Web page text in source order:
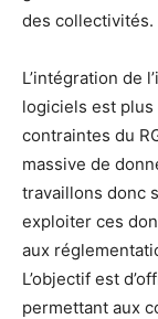
des collectivités.
L’intégration de
logiciels est plus
contraintes du
massive de
travaillons donc
exploiter ces
aux
L’objectif est
permettant aux